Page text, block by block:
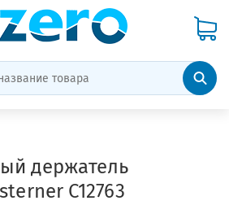
держатель
C12763